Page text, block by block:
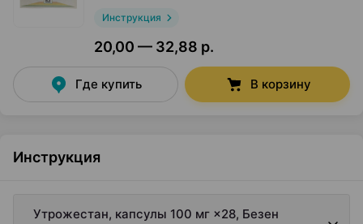
Инструкция
20,00 — 32,88 р.
Где купить В корзину
Инструкция
Утрожестан, капсулы 100 мг ×28, Безен